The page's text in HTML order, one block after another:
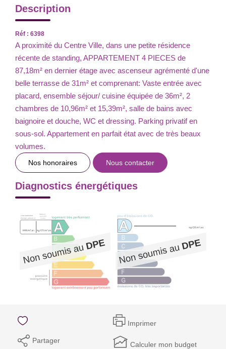
Description
Réf : 6398
A proximité du Centre Ville, dans une petite résidence
récente de standing, APPARTEMENT 4 PIECES de
87,18m² en dernier étage avec ascenseur agrémenté d'une
belle terrasse de 31m² et comprenant: Vaste entrée avec
placard, ensemble séjour/ cuisine équipée de 36m², 2
chambres de 10,96m² et 15,39m², salle de bains avec
baignoire et douche, WC et dressing. Parking privatif en
sous-sol. Appartement en parfait état avec de très beaux
volumes.
Nos honoraires Nous contacter
Diagnostics énergétiques
Imprimer
Partager Calculer mon budget